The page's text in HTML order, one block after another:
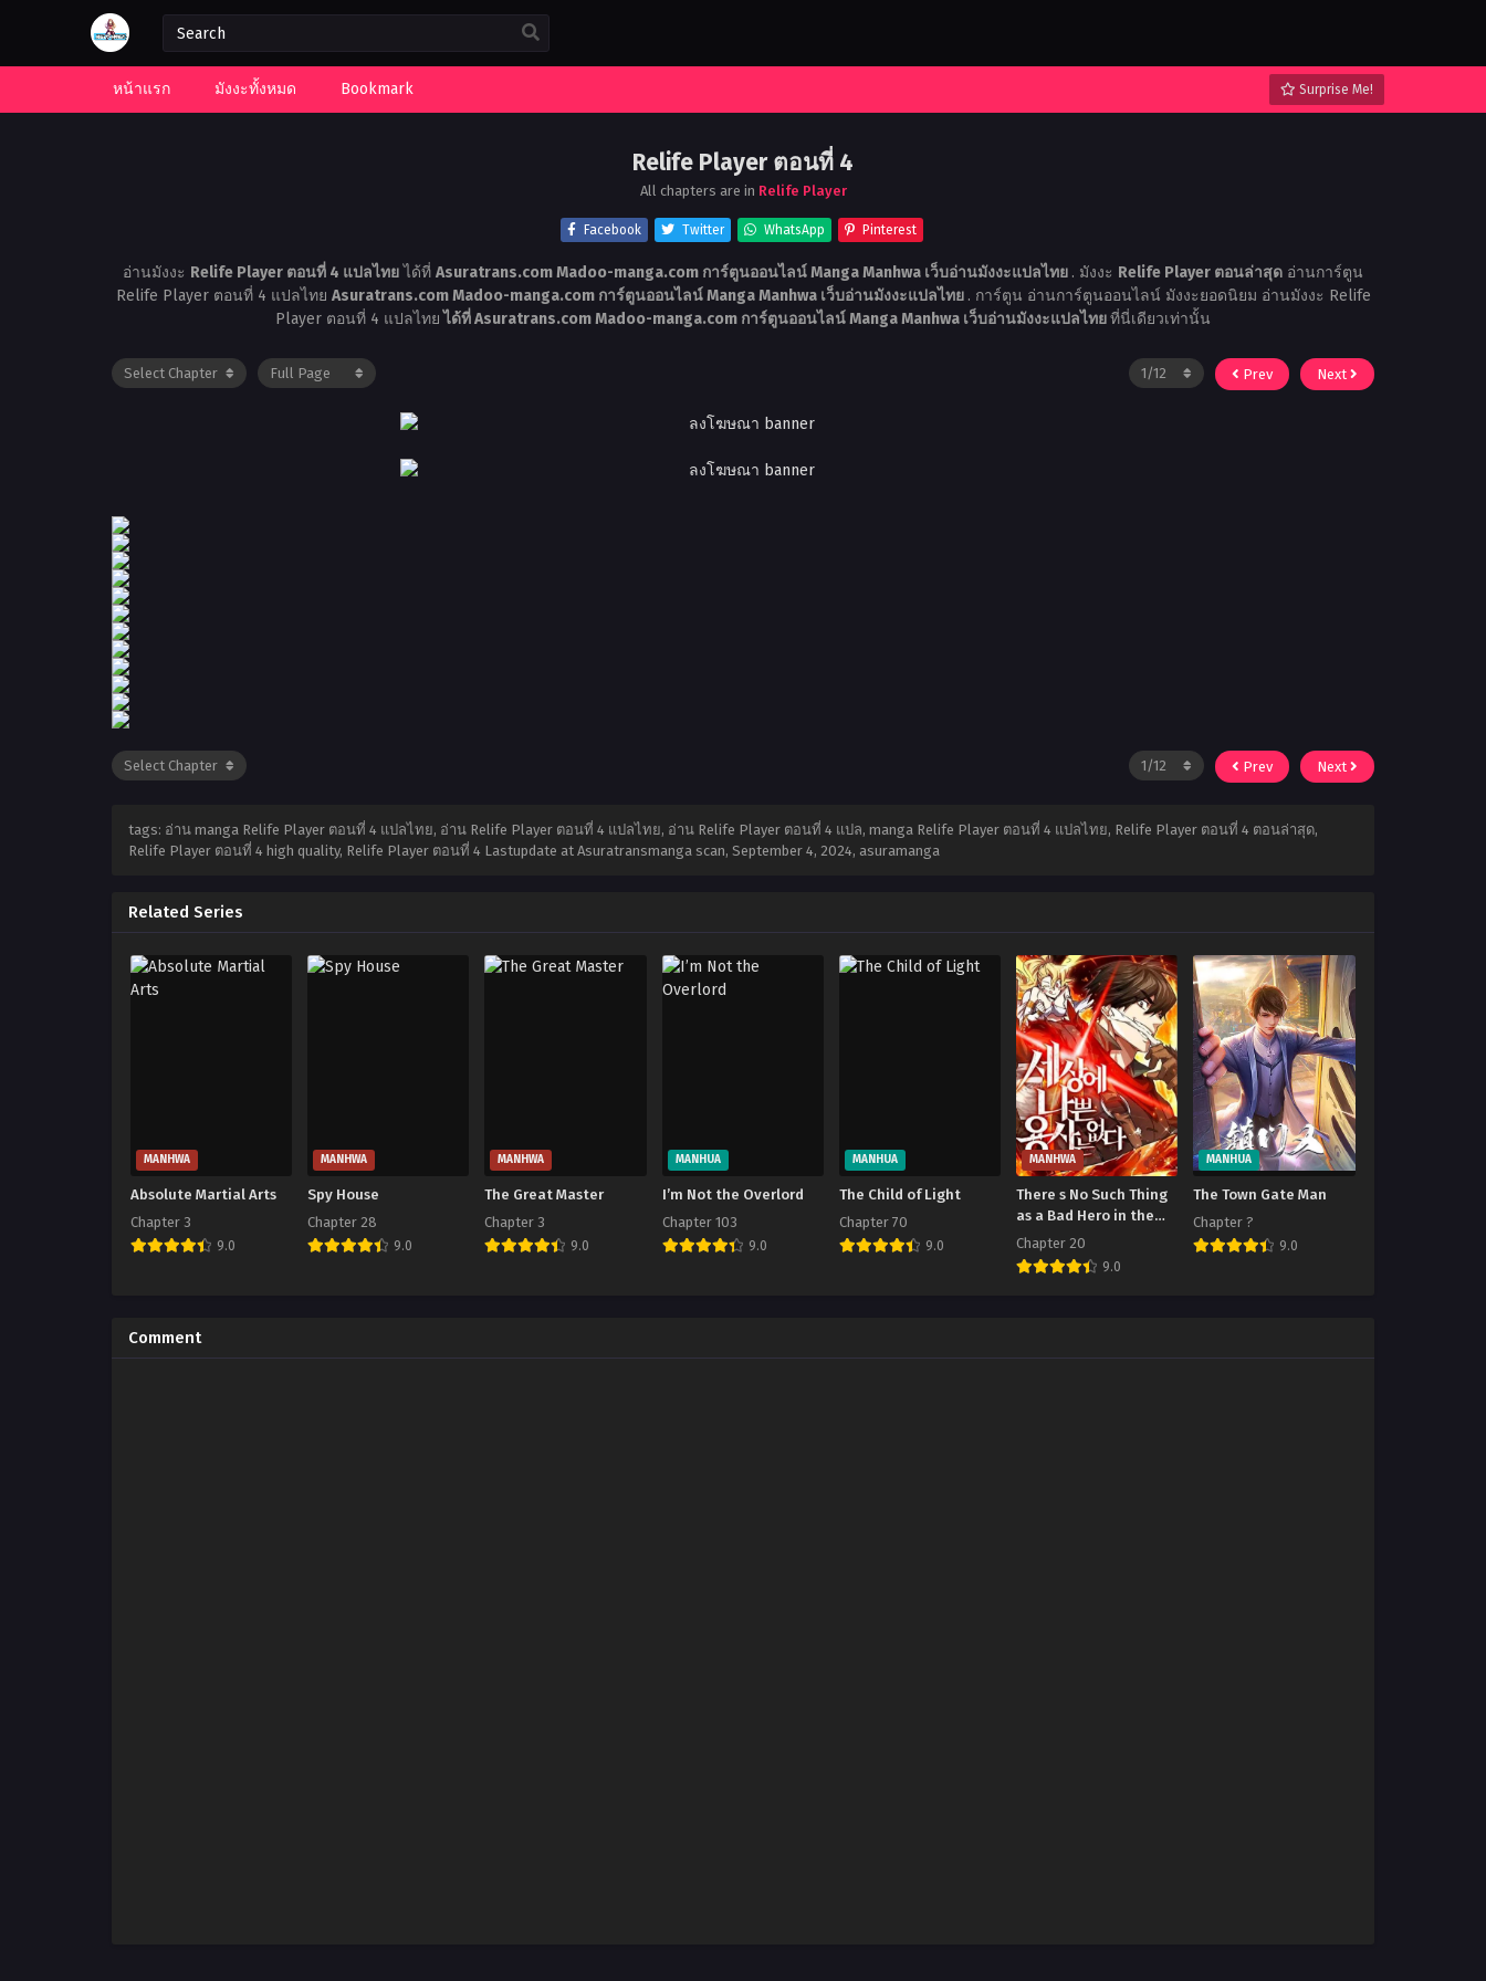
หน้าแรก มังงะทั้งหมด Bookmark Surprise Me!
Relife Player ตอนที่ 4
All chapters are in Relife Player
Facebook Twitter WhatsApp Pinterest
อ่านมังงะ Relife Player ตอนที่ 4 แปลไทยได้ที่ Asuratrans.com Madoo-manga.com การ์ตูนออนไลน์ Manga Manhwa เว็บอ่านมังงะแปลไทย . มังงะ Relife Player ตอนล่าสุด อ่านการ์ตูน
Relife Player ตอนที่ 4 แปลไทย Asuratrans.com Madoo-manga.com การ์ตูนออนไลน์ Manga Manhwa เว็บอ่านมังงะแปลไทย . การ์ตูน อ่านการ์ตูนออนไลน์ มังงะยอดนิยม อ่านมังงะ Relife
Player ตอนที่ 4 แปลไทยได้ที่ Asuratrans.com Madoo-manga.com การ์ตูนออนไลน์ Manga Manhwa เว็บอ่านมังงะแปลไทยที่นี่เดียวเท่านั้น
Prev Next
Prev Next
tags: อ่าน manga Relife Player ตอนที่ 4 แปลไทย, อ่าน Relife Player ตอนที่ 4 แปลไทย, อ่าน Relife Player ตอนที่ 4 แปล, manga Relife Player ตอนที่ 4 แปลไทย, Relife Player ตอนที่ 4 ตอนล่าสุด,
Relife Player ตอนที่ 4 high quality, Relife Player ตอนที่ 4 Lastupdate at Asuratransmanga scan, September 4, 2024, asuramanga
Related Series
MANHWA
Absolute Martial Arts
Chapter 3
9.0
MANHWA
Spy House
Chapter 28
9.0
MANHWA
The Great Master
Chapter 3
9.0
MANHUA
I’m Not the Overlord
Chapter 103
9.0
MANHUA
The Child of Light
Chapter 70
9.0
MANHWA
There s No Such Thing
as a Bad Hero in the
World
Chapter 20
9.0
MANHUA
The Town Gate Man
Chapter ?
9.0
Comment